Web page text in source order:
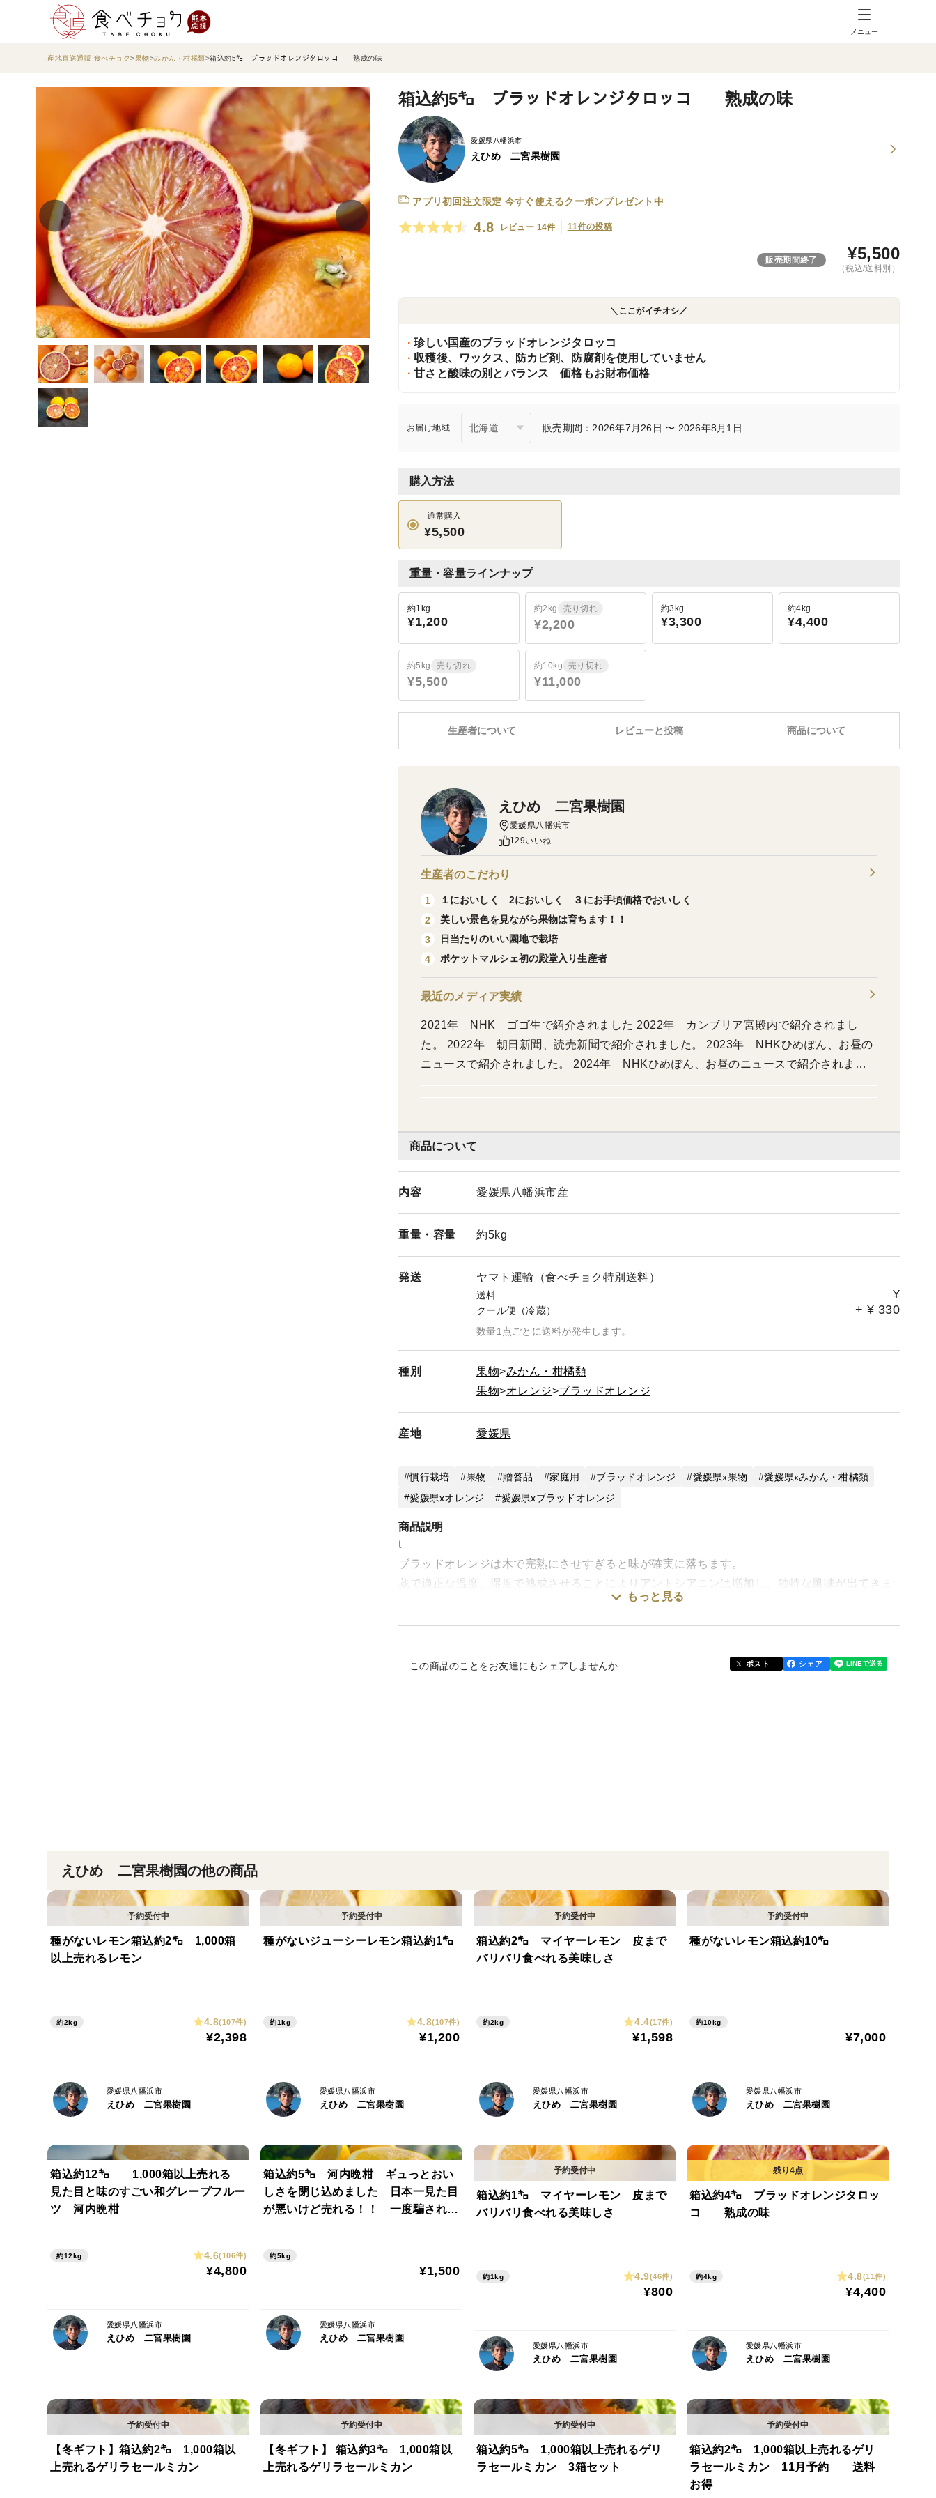
メニュー
産地直送通販 食べチョク 果物 みかん・柑橘類 箱込約5㌔ ブラッドオレンジタロッコ 熟成の味
箱込約5㌔ ブラッドオレンジタロッコ 熟成の味
愛媛県八幡浜市
えひめ 二宮果樹園
アプリ初回注文限定 今すぐ使えるクーポンプレゼント中
4.8 レビュー 14件 11件の投稿
販売期間終了 ¥5,500
（税込/送料別）
＼ここがイチオシ／
珍しい国産のブラッドオレンジタロッコ
収穫後、ワックス、防カビ剤、防腐剤を使用していません
甘さと酸味の別とバランス 価格もお財布価格
お届け地域 販売期間：2026年7月26日 〜 2026年8月1日
購入方法
通常購入
¥5,500
重量・容量ラインナップ
約1kg
¥1,200
約2kg 売り切れ
¥2,200
約3kg
¥3,300
約4kg
¥4,400
約5kg 売り切れ
¥5,500
約10kg 売り切れ
¥11,000
レビューと投稿 商品について
生産者について
商品について
内容 愛媛県八幡浜市産
重量・ 容量 約5kg
発送 ヤマト運輸（食べチョク特別送料）
送料 ¥
クール便（冷蔵） + ¥ 330
数量1点ごとに送料が発生します。
種別 果物
みかん・柑橘類
果物
オレンジ ブラッドオレンジ
産地 愛媛県
慣行栽培 果物 贈答品 家庭用 ブラッドオレンジ 愛媛県x果物
愛媛県xみかん・柑橘類
愛媛県xオレンジ
愛媛県xブラッドオレンジ
商品説明
t
ブラッドオレンジは木で完熟にさせすぎると味が確実に落ちます。
蔵で適正な温度、湿度で熟成させることによりアントシアニンは増加し、独特な風味が出てきま
余分な水分を飛ばし、熟成させた味です。
考えたことがありますか？
こうご質問してみてもおそらく、そんなことを考えた人はいないと思います。では！なぜ作れる
ようになったのか？その謎についてご説明たいと思います。
甘平、マドンナ、不知火のまだない時代おいしい柑橘を求めて世界中の柑橘を食べて歩いた方
ところが当時はこの愛媛県の温暖な気候であっても冬の寒さに遭遇するとブラッドオレンジの
響で冬の平均気温が上がったために地中海の気候に近づいたためにブラッドオレンジの栽培が可
能になったのです。とはいうももの数年日一度とか記録的な寒波とかに遭遇しますとだめになっ
てしまう果実も出ます。
に乗り越えないといけない壁ばかりです。
このブラッドオレンジの赤はアントシアニンの赤なのでブルーベリーなどと同じ抗酸化作用
選別機を使用しますと味が変わる場合がありますので大きさはサイズ不揃いのバラバラになり
ますがより自然な味を楽しめます。
※今年は寒波の影響で水分の少ない果実が混入する場合がありますので保証分として多めにお入
※今年は長い梅雨や台風の影響で画像よりの傷や黒い点が多い場合があります。
もっと見る
この商品のことをお友達にもシェアしませんか ポスト シェア
えひめ 二宮果樹園
愛媛県八幡浜市
129いいね
生産者のこだわり
1
１においしく 2においしく ３にお手頃価格でおいしく
2
美しい景色を見ながら果物は育ちます！！
3
日当たりのいい園地で栽培
4
ポケットマルシェ初の殿堂入り生産者
最近のメディア実績
2021年 NHK ゴゴ生で紹介されました 2022年 カンブリア宮殿内で紹介されまし
た。 2022年 朝日新聞、読売新聞で紹介されました。 2023年 NHKひめぽん、お昼の
ニュースで紹介されました。 2024年 NHKひめぽん、お昼のニュースで紹介されまし
えひめ 二宮果樹園の他の商品
種がないレモン箱込約2㌔ 1,000箱
以上売れるレモン
約2kg 4.8(107件)
¥2,398
愛媛県八幡浜市
えひめ 二宮果樹園
種がないジューシーレモン箱込約1㌔
約1kg 4.8(107件)
¥1,200
愛媛県八幡浜市
えひめ 二宮果樹園
箱込約2㌔ マイヤーレモン 皮まで
バリバリ食べれる美味しさ
約2kg 4.4(17件)
¥1,598
愛媛県八幡浜市
えひめ 二宮果樹園
種がないレモン箱込約10㌔
約10kg
¥7,000
愛媛県八幡浜市
えひめ 二宮果樹園
箱込約12㌔ 1,000箱以上売れる
見た目と味のすごい和グレープフルー
ツ 河内晩柑
約12kg 4.6(106件)
¥4,800
愛媛県八幡浜市
えひめ 二宮果樹園
箱込約5㌔ 河内晩柑 ギュっとおい
しさを閉じ込めました 日本一見た目
が悪いけど売れる！！ 一度騙されて
約5kg
¥1,500
愛媛県八幡浜市
えひめ 二宮果樹園
箱込約1㌔ マイヤーレモン 皮まで
バリバリ食べれる美味しさ
約1kg 4.9(46件)
¥800
愛媛県八幡浜市
えひめ 二宮果樹園
箱込約4㌔ ブラッドオレンジタロッ
コ 熟成の味
約4kg 4.8(11件)
¥4,400
愛媛県八幡浜市
えひめ 二宮果樹園
【冬ギフト】箱込約2㌔ 1,000箱以
上売れるゲリラセールミカン
【冬ギフト】 箱込約3㌔ 1,000箱以
上売れるゲリラセールミカン
箱込約5㌔ 1,000箱以上売れるゲリ
ラセールミカン 3箱セット
箱込約2㌔ 1,000箱以上売れるゲリ
ラセールミカン 11月予約 送料
お得